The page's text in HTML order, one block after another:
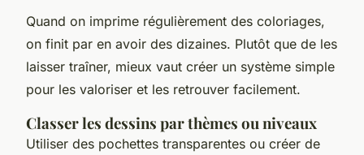
Quand on imprime régulièrement des coloriages,
on finit par en avoir des dizaines. Plutôt que de les
laisser traîner, mieux vaut créer un système simple
pour les valoriser et les retrouver facilement.
Classer les dessins par thèmes ou niveaux
Utiliser des pochettes transparentes ou créer de